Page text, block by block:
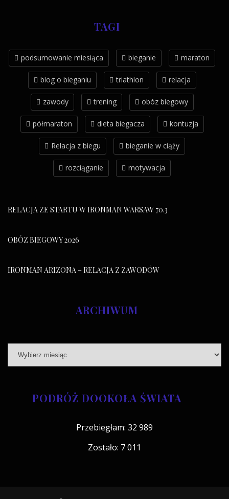
TAGI
podsumowanie miesiąca bieganie maraton
blog o bieganiu triathlon relacja
zawody trening obóz biegowy
półmaraton dieta biegacza kontuzja
Relacja z biegu bieganie w ciąży
rozciąganie motywacja
RELACJA ZE STARTU W IRONMAN WARSAW 70.3
OBÓZ BIEGOWY 2026
IRONMAN ARIZONA – RELACJA Z ZAWODÓW
ARCHIWUM
PODRÓŻ DOOKOŁA ŚWIATA
Przebiegłam: 32 989
Zostało: 7 011